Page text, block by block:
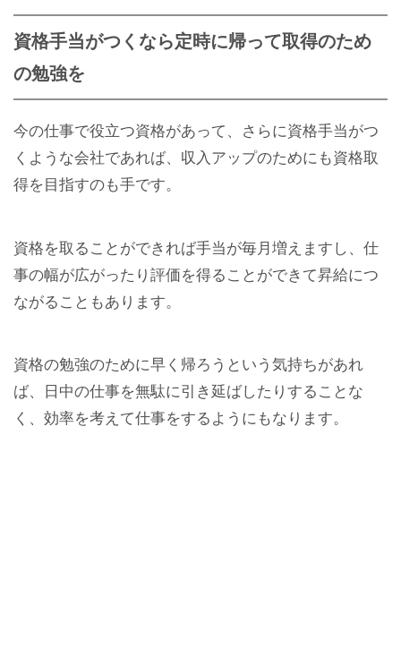
資格手当がつくなら定時に帰って取得のため
の勉強を
今の仕事で役立つ資格があって、さらに資格手当がつ
くような会社であれば、収入アップのためにも資格取
得を目指すのも手です。
資格を取ることができれば手当が毎月増えますし、仕
事の幅が広がったり評価を得ることができて昇給につ
ながることもあります。
資格の勉強のために早く帰ろうという気持ちがあれ
ば、日中の仕事を無駄に引き延ばしたりすることな
く、効率を考えて仕事をするようにもなります。